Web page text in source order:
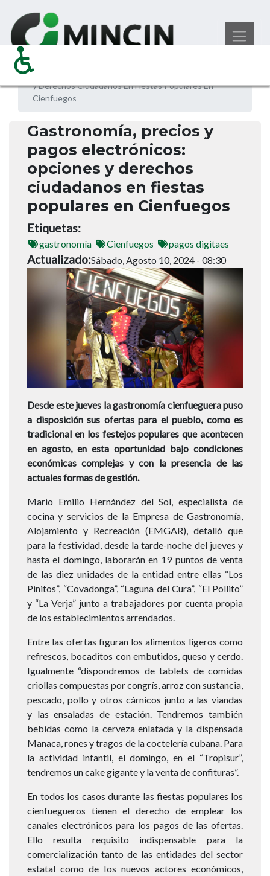
y Derechos Ciudadanos En Fiestas Populares En
Cienfuegos
Gastronomía, precios y
pagos electrónicos:
opciones y derechos
ciudadanos en fiestas
populares en Cienfuegos
Etiquetas
gastronomía Cienfuegos pagos digitaes
Actualizado Sábado, Agosto 10, 2024 - 08:30
Desde este jueves la gastronomía cienfueguera puso
a disposición sus ofertas para el pueblo, como es
tradicional en los festejos populares que acontecen
en agosto, en esta oportunidad bajo condiciones
económicas complejas y con la presencia de las
actuales formas de gestión.
Mario Emilio Hernández del Sol, especialista de
cocina y servicios de la Empresa de Gastronomía,
Alojamiento y Recreación (EMGAR), detalló que
para la festividad, desde la tarde-noche del jueves y
hasta el domingo, laborarán en 19 puntos de venta
de las diez unidades de la entidad entre ellas “Los
Pinitos”, “Covadonga”, “Laguna del Cura”, “El Pollito”
y “La Verja” junto a trabajadores por cuenta propia
de los establecimientos arrendados.
Entre las ofertas figuran los alimentos ligeros como
refrescos, bocaditos con embutidos, queso y cerdo.
Igualmente “dispondremos de tablets de comidas
criollas compuestas por congrís, arroz con sustancia,
pescado, pollo y otros cárnicos junto a las viandas
y las ensaladas de estación. Tendremos también
bebidas como la cerveza enlatada y la dispensada
Manaca, rones y tragos de la coctelería cubana. Para
la actividad infantil, el domingo, en el “Tropisur”,
tendremos un cake gigante y la venta de confituras”.
En todos los casos durante las fiestas populares los
cienfuegueros tienen el derecho de emplear los
canales electrónicos para los pagos de las ofertas.
Ello resulta requisito indispensable para la
comercialización tanto de las entidades del sector
estatal como de los nuevos actores económicos,